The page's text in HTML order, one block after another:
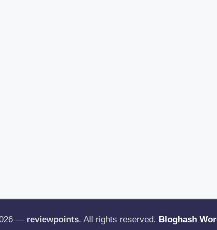
— reviewpoints. All rights reserved. Bloghash